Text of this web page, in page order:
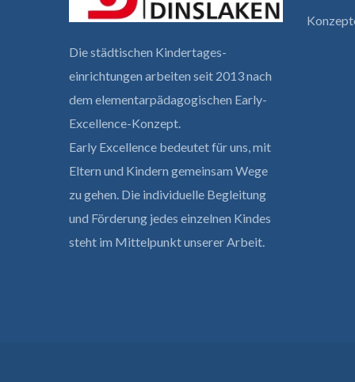
Die städtischen Kindertages­
einrichtungen arbeiten seit 2013 nach
dem elementar­pädagogischen Early-
Excellence-Konzept.
Early Excellence bedeutet für uns, mit
Eltern und Kindern gemeinsam Wege
zu gehen. Die individuelle Begleitung
und Förderung jedes einzelnen Kindes
steht im Mittelpunkt unserer Arbeit.